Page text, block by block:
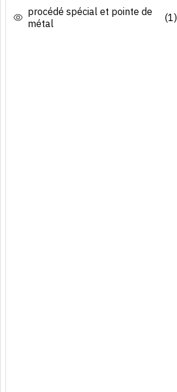
procédé spécial et pointe de
métal
(1)